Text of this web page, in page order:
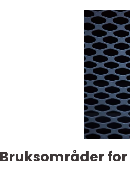
Bruksområder